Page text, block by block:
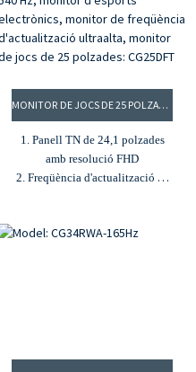
MONITOR DE JOCS DE 25 POLZADES I 540 HZ, MONITOR D'ESPORTS ELECTRÒNICS, MONITOR DE FREQÜÈNCIA D'ACTUALITZACIÓ ULTRAALTA, MONITOR DE JOCS DE 25 POLZADES: CG25DFT
1. Panell TN de 24,1 polzades
amb resolució FHD
2. Freqüència d'actualització de
relació de contrast de 1000:1